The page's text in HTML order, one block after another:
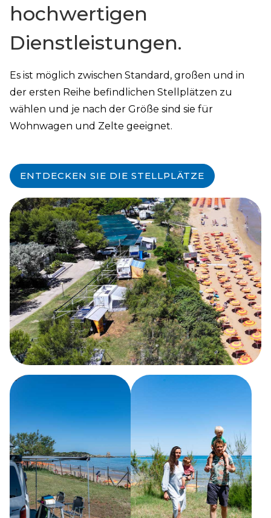
hochwertigen
Dienstleistungen.
Es ist möglich zwischen Standard, großen und in
der ersten Reihe befindlichen Stellplätzen zu
wählen und je nach der Größe sind sie für
Wohnwagen und Zelte geeignet.
ENTDECKEN SIE DIE STELLPLÄTZE